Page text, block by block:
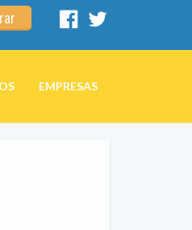
Facebook
EMPRESAS